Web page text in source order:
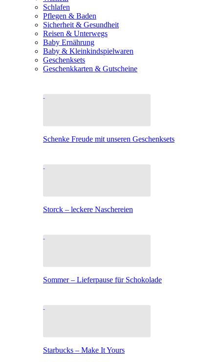
Schlafen
Pflegen & Baden
Sicherheit & Gesundheit
Reisen & Unterwegs
Baby Ernährung
Baby & Kleinkindspielwaren
Geschenksets
Geschenkkarten & Gutscheine
Schenke Freude mit unseren Geschenksets
Storck – leckere Naschereien
Sommer – Lieferpause für Schokolade
Starbucks – Make It Yours